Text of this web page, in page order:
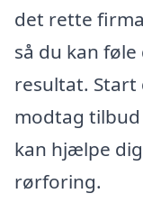
det rette
så du kan
resultat. Start
modtag
kan hjælpe
rørforing.